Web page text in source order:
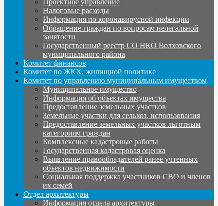
Налоговые расходы
Информация по коронавирусной инфекции
Обращение граждан по вопросам нелегальной
занятости
Государственный реестр СО НКО Волховского
муниципального района
Комитет финансов
Комитет по ЖКХ, жилищной политике
Комитет по управлению муниципальным имуществом
Муниципальное имущество
Информация об объектах имущества
Предоставление земельных участков
Земельные участки для сельхоз. использования
Предоставление земельных участков льготным
категориям граждан
Комплексные кадастровые работы
Государственная кадастровая оценка
Выявление правообладателей ранее учтенных
объектов недвижимости
Социальная поддержка участников СВО и членов
их семей
Отдел архитектуры
Информация отдела архитектуры